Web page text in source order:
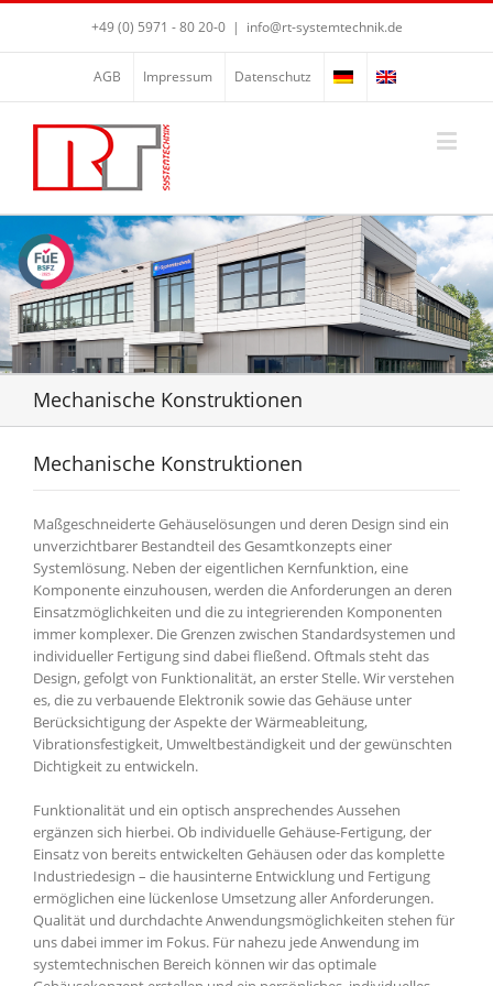
+49 (0) 5971 - 80 20-0 | info@rt-systemtechnik.de
AGB Impressum Datenschutz
Mechanische Konstruktionen
Mechanische Konstruktionen
Maßgeschneiderte Gehäuselösungen und deren Design sind ein
unverzichtbarer Bestandteil des Gesamtkonzepts einer
Systemlösung. Neben der eigentlichen Kernfunktion, eine
Komponente einzuhousen, werden die Anforderungen an deren
Einsatzmöglichkeiten und die zu integrierenden Komponenten
immer komplexer. Die Grenzen zwischen Standardsystemen und
individueller Fertigung sind dabei fließend. Oftmals steht das
Design, gefolgt von Funktionalität, an erster Stelle. Wir verstehen
es, die zu verbauende Elektronik sowie das Gehäuse unter
Berücksichtigung der Aspekte der Wärmeableitung,
Vibrationsfestigkeit, Umweltbeständigkeit und der gewünschten
Dichtigkeit zu entwickeln.
Funktionalität und ein optisch ansprechendes Aussehen
ergänzen sich hierbei. Ob individuelle Gehäuse-Fertigung, der
Einsatz von bereits entwickelten Gehäusen oder das komplette
Industriedesign – die hausinterne Entwicklung und Fertigung
ermöglichen eine lückenlose Umsetzung aller Anforderungen.
Qualität und durchdachte Anwendungsmöglichkeiten stehen für
uns dabei immer im Fokus. Für nahezu jede Anwendung im
systemtechnischen Bereich können wir das optimale